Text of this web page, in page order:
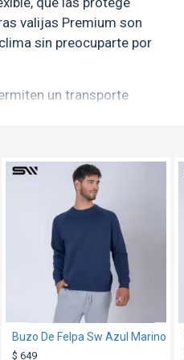
valijas Premium son
sin preocuparte por
un transporte
pensadas para ser
La manija cuenta con
pone primero tu
Premium cuentan
de los cuales dos
organizar tu ropa
tus
TEXTTRANSPARENTE
Bolso Yute Canva 177 36x56x15cm
$ 179
TEXTTRANSPARENTE
Buzo De Felpa Sw Azul Marino
$ 649